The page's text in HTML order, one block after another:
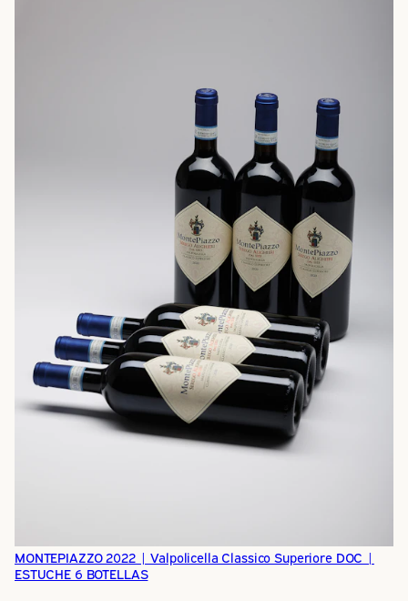
MONTEPIAZZO 2022 | Valpolicella Classico Superiore DOC |
ESTUCHE 6 BOTELLAS